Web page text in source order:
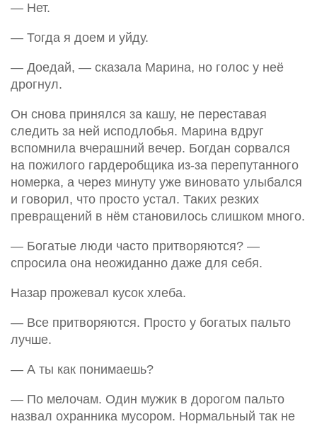
— Нет.
— Тогда я доем и уйду.
— Доедай, — сказала Марина, но голос у неё
дрогнул.
Он снова принялся за кашу, не переставая
следить за ней исподлобья. Марина вдруг
вспомнила вчерашний вечер. Богдан сорвался
на пожилого гардеробщика из-за перепутанного
номерка, а через минуту уже виновато улыбался
и говорил, что просто устал. Таких резких
превращений в нём становилось слишком много.
— Богатые люди часто притворяются? —
спросила она неожиданно даже для себя.
Назар прожевал кусок хлеба.
— Все притворяются. Просто у богатых пальто
лучше.
— А ты как понимаешь?
— По мелочам. Один мужик в дорогом пальто
назвал охранника мусором. Нормальный так не